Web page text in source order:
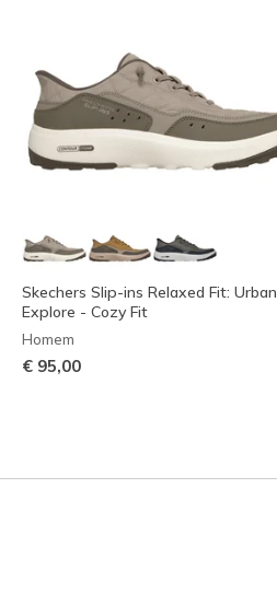
Skechers Slip-ins Relaxed Fit: Urban
Explore - Cozy Fit
Homem
€ 95,00